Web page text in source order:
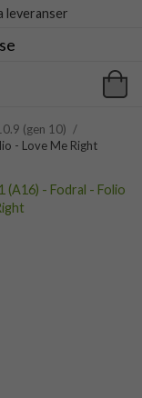
leveranser
(gen 10) /
- Love Me Right